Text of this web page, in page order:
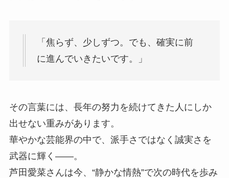
「焦らず、少しずつ。でも、確実に前
に進んでいきたいです。」
その言葉には、長年の努力を続けてきた人にしか
出せない重みがあります。
華やかな芸能界の中で、派手さではなく誠実さを
武器に輝く——。
芦田愛菜さんは今、“静かな情熱”で次の時代を歩み